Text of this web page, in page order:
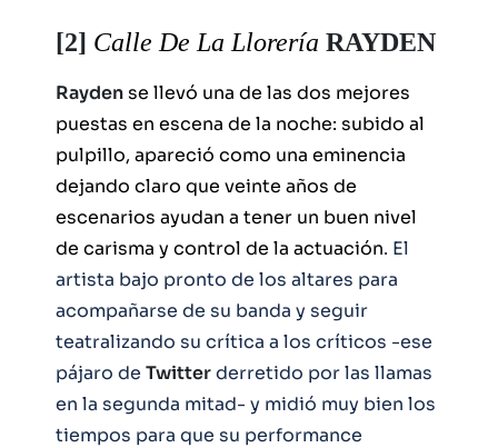
[2] Calle De La Llorería RAYDEN
Raydense llevó una de las dos mejores
puestas en escena de la noche: subido al
pulpillo, apareció como una eminencia
dejando claro que veinte años de
escenarios ayudan a tener un buen nivel
de carisma y control de la actuación. El
artista bajo pronto de los altares para
acompañarse de su banda y seguir
teatralizando su crítica a los críticos -ese
pájaro de Twitterderretido por las llamas
en la segunda mitad- y midió muy bien los
tiempos para que su performance